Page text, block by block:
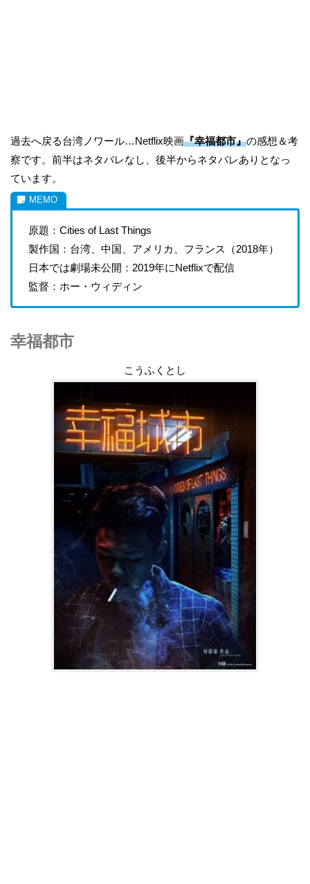
過去へ戻る台湾ノワール…Netflix映画『幸福都市』の感想＆考
察です。前半はネタバレなし、後半からネタバレありとなっ
ています。
原題：Cities of Last Things
製作国：台湾、中国、アメリカ、フランス（2018年）
日本では劇場未公開：2019年にNetflixで配信
監督：ホー・ウィディン
幸福都市
こうふくとし